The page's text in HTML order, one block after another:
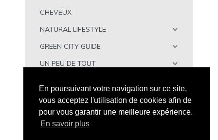
CHEVEUX
NATURAL LIFESTYLE
GREEN CITY GUIDE
UN PEU DE TOUT
En poursuivant votre navigation sur ce site,
vous acceptez l'utilisation de cookies afin de
pour vous garantir une meilleure expérience.
En savoir plus